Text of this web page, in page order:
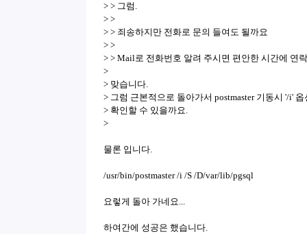
> > 그럼.
> >
> > 죄송하지만 전화로 문의 들여도 될까요
> >
> > Mail로 전화번호 알려 주시면 편안한 시간에 연
>
> 맞습니다.
> 그럼 근본적으로 돌아가서 postmaster 기동시 '/i'
> 확인할 수 있을까요.
>
물론 입니다.
/usr/bin/postmaster /i /S /D/var/lib/pgsql
요렇게 돌아 가네요...
하여간에 성공은 했습니다.